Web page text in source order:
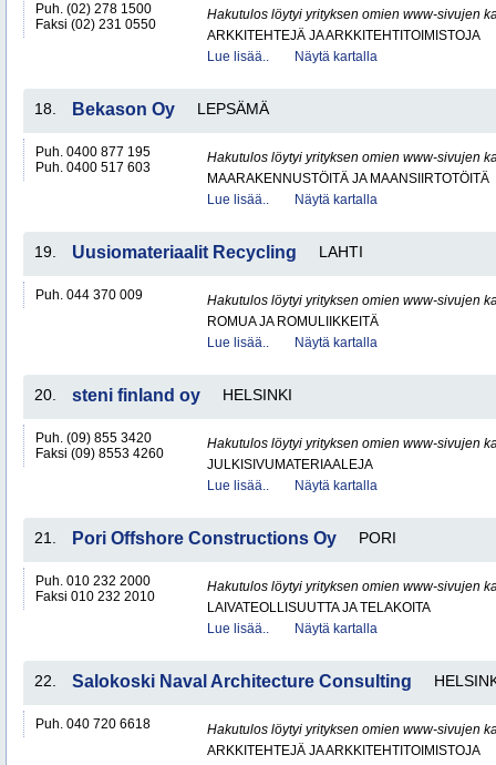
Puh. (02) 278 1500
Faksi (02) 231 0550
Hakutulos löytyi yrityksen omien www-sivujen
ARKKITEHTEJÄ JA ARKKITEHTITOIMISTOJA
Lue lisää..
Näytä kartalla
18. Bekason Oy LEPSÄMÄ
Puh. 0400 877 195
Puh. 0400 517 603
Hakutulos löytyi yrityksen omien www-sivujen
MAARAKENNUSTÖITÄ JA MAANSIIRTOTÖITÄ
Lue lisää..
Näytä kartalla
19. Uusiomateriaalit Recycling LAHTI
Puh. 044 370 009
Hakutulos löytyi yrityksen omien www-sivujen
ROMUA JA ROMULIIKKEITÄ
Lue lisää..
Näytä kartalla
20. steni finland oy HELSINKI
Puh. (09) 855 3420
Faksi (09) 8553 4260
Hakutulos löytyi yrityksen omien www-sivujen
JULKISIVUMATERIAALEJA
Lue lisää..
Näytä kartalla
21. Pori Offshore Constructions Oy PORI
Puh. 010 232 2000
Faksi 010 232 2010
Hakutulos löytyi yrityksen omien www-sivujen
LAIVATEOLLISUUTTA JA TELAKOITA
Lue lisää..
Näytä kartalla
22. Salokoski Naval Architecture Consulting
Puh. 040 720 6618
Hakutulos löytyi yrityksen omien www-sivujen
ARKKITEHTEJÄ JA ARKKITEHTITOIMISTOJA